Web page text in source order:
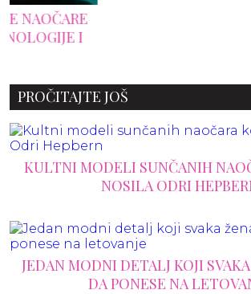
PROČITAJTE JOŠ
KULTNI MODELI SUNČANIH
NOSILA ODRI
JEDAN MODNI DETALJ KOJI
DA PONESE NA